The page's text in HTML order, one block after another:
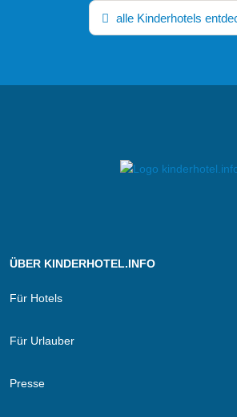
alle Kinderhotels
ÜBER KINDERHOTEL.INFO
Für Hotels
Für Urlauber
Presse